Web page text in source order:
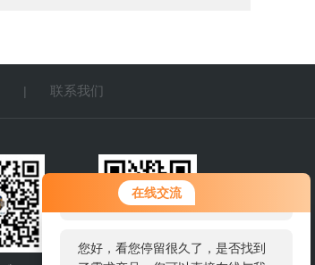
在线交流
您好！欢迎前来咨询，很高兴为您
服务，请问您要咨询什么问题呢？
您好，看您停留很久了，是否找到
| 联系我们